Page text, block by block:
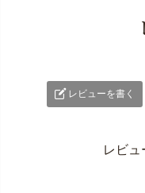
レビューを書く
レビュ